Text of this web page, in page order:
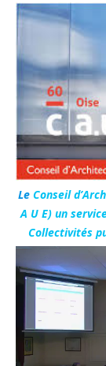
LeConseil
A U E) un
Collectivités